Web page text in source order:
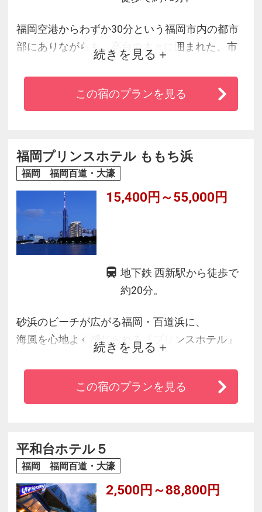
福岡空港からわずか30分という福岡市内の都市
部にありながらも、高台の木々に囲まれた、市
内を一望できる随一のロケーションに位置しま
す。
街の喧騒から一線を画したアーバンリゾートス
岡の今を象徴するランドマーク施設でゆっくり
お寛ぎください。
続きを見る
この宿のプランを見る
福岡プリンスホテル ももち浜
福岡 福岡百道・大濠
15,400円～55,000円
地下鉄 西新駅から徒歩で
約20分。
砂浜のビーチが広がる福岡・百道浜に、
海風を心地よく感じられる「プリンスホテル」
が新たに誕生いたします。
全室オーシャンビューの客室、レストラン、ク
ラブラウンジのほか、
プリンスホテルが長年培ってきた「おもてなし
の心」とともに、新たな感動をご提供いたしま
続きを見る
この宿のプランを見る
平和台ホテル５
福岡 福岡百道・大濠
2,500円～88,800円